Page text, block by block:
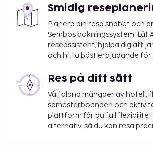
Smidig
Planera din resa snabbt och
Sembos bokningssystem. Låt
reseassistent, hjälpa dig att
och hitta bäst erbjudande för
Res på ditt sätt
Välj bland mängder av hotell,
semesterboenden och
plattform får du full flexibilitet
alternativ, så du kan resa